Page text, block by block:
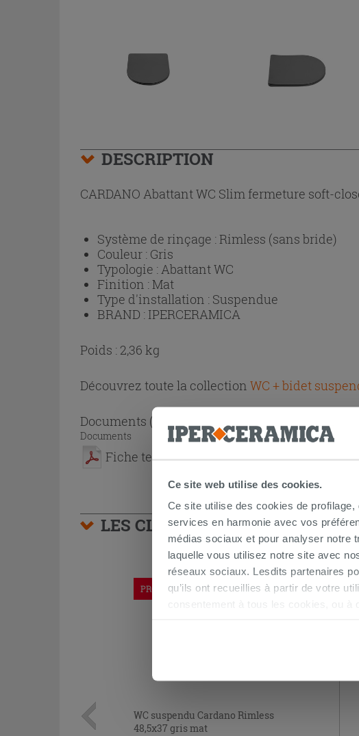
Ce site web utilise des cookies.
Ce site utilise des cookies de
services en harmonie avec vos
médias sociaux et pour analyser notre
laquelle vous utilisez notre site avec
réseaux sociaux. Lesdits partenaires
qu’ils ont recueillies à partir de votre
consentement à tous les cookies, ou à
DESCRIPTION
CARDANO Abattant WC Slim fermeture soft-
Système de rinçage :Rimless (sans bride)
Couleur : Gris
Typologie : Abattant WC
Finition :Mat
Type d'installation : Suspendue
BRAND : IPERCERAMICA
Poids : 2,36 kg
Découvrez toute la collection WC + bidet
Documents ( 1 - 1 sur 1 )
Documents
Fiche technique
LES CLIENTS AYANT ACHETÉ
PROMO
WC suspendu Cardano Rimless
48,5x37 gris mat